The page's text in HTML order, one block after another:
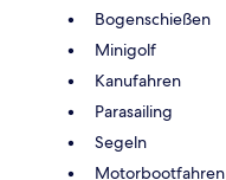
Bogenschießen
Minigolf
Kanufahren
Parasailing
Segeln
Motorbootfahren